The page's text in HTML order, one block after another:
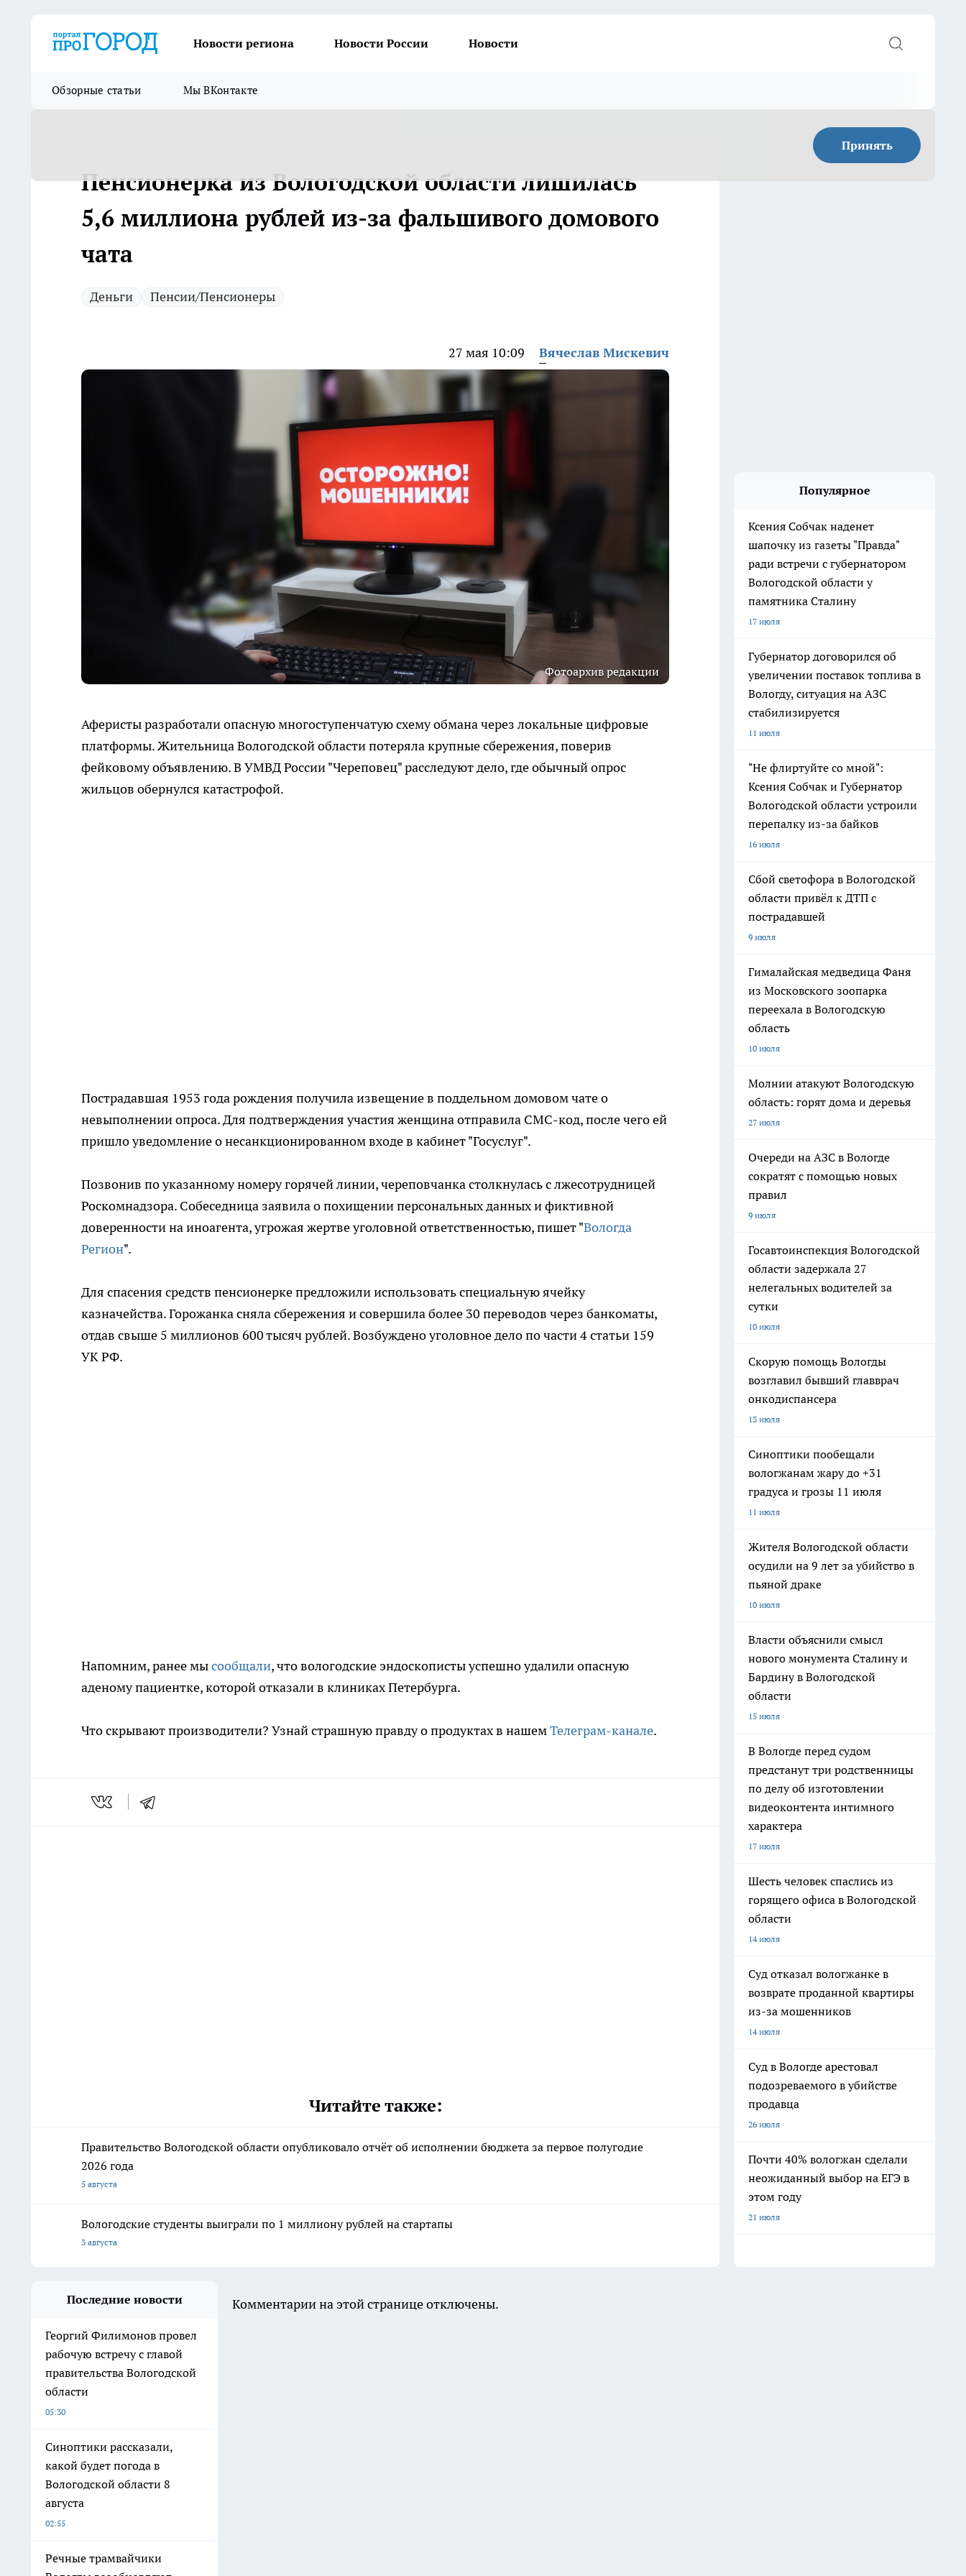
Новости региона Новости России Новости
Обзорные статьи Мы ВКонтакте
Принять
Пенсионерка из Вологодской области лишилась
5,6 миллиона рублей из-за фальшивого домового
чата
Деньги Пенсии/Пенсионеры
27 мая 10:09 Вячеслав Мискевич
Фотоархив редакции
Аферисты разработали опасную многоступенчатую схему обмана через локальные цифровые
платформы. Жительница Вологодской области потеряла крупные сбережения, поверив
фейковому объявлению. В УМВД России "Череповец" расследуют дело, где обычный опрос
жильцов обернулся катастрофой.
Пострадавшая 1953 года рождения получила извещение в поддельном домовом чате о
невыполнении опроса. Для подтверждения участия женщина отправила СМС-код, после чего ей
пришло уведомление о несанкционированном входе в кабинет "Госуслуг".
Позвонив по указанному номеру горячей линии, череповчанка столкнулась с лжесотрудницей
Роскомнадзора. Собеседница заявила о похищении персональных данных и фиктивной
доверенности на иноагента, угрожая жертве уголовной ответственностью, пишет "Вологда
Регион".
Для спасения средств пенсионерке предложили использовать специальную ячейку
казначейства. Горожанка сняла сбережения и совершила более 30 переводов через банкоматы,
отдав свыше 5 миллионов 600 тысяч рублей. Возбуждено уголовное дело по части 4 статьи 159
УК РФ.
Напомним, ранее мысообщали, что вологодские эндоскописты успешно удалили опасную
аденому пациентке, которой отказали в клиниках Петербурга.
Что скрывают производители? Узнай страшную правду о продуктах в нашемТелеграм-канале.
Читайте также:
Правительство Вологодской области опубликовало отчёт об исполнении бюджета за первое полугодие
2026 года
5 августа
Вологодские студенты выиграли по 1 миллиону рублей на стартапы
3 августа
Популярное
Ксения Собчак наденет
шапочку из газеты "Правда"
ради встречи с губернатором
Вологодской области у
памятника Сталину
17 июля
Губернатор договорился об
увеличении поставок топлива в
Вологду, ситуация на АЗС
стабилизируется
11 июля
"Не флиртуйте со мной":
Ксения Собчак и Губернатор
Вологодской области устроили
перепалку из-за байков
16 июля
Сбой светофора в Вологодской
области привёл к ДТП с
пострадавшей
9 июля
Гималайская медведица Фаня
из Московского зоопарка
переехала в Вологодскую
область
10 июля
Молнии атакуют Вологодскую
область: горят дома и деревья
27 июля
Очереди на АЗС в Вологде
сократят с помощью новых
правил
9 июля
Госавтоинспекция Вологодской
области задержала 27
нелегальных водителей за
сутки
10 июля
Скорую помощь Вологды
возглавил бывший главврач
онкодиспансера
13 июля
Синоптики пообещали
вологжанам жару до +31
градуса и грозы 11 июля
11 июля
Жителя Вологодской области
осудили на 9 лет за убийство в
пьяной драке
10 июля
Власти объяснили смысл
нового монумента Сталину и
Бардину в Вологодской
области
15 июля
В Вологде перед судом
предстанут три родственницы
по делу об изготовлении
видеоконтента интимного
характера
17 июля
Шесть человек спаслись из
горящего офиса в Вологодской
области
14 июля
Суд отказал вологжанке в
возврате проданной квартиры
из-за мошенников
14 июля
Суд в Вологде арестовал
подозреваемого в убийстве
продавца
26 июля
Почти 40% вологжан сделали
неожиданный выбор на ЕГЭ в
этом году
21 июля
Последние новости
Георгий Филимонов провел
рабочую встречу с главой
правительства Вологодской
области
05:30
Синоптики рассказали,
какой будет погода в
Вологодской области 8
августа
02:55
Речные трамвайчики
Комментарии на этой странице отключены.